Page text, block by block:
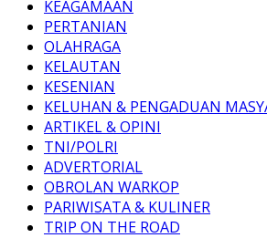
KEAGAMAAN
PERTANIAN
OLAHRAGA
KELAUTAN
KESENIAN
KELUHAN & PENGADUAN
ARTIKEL & OPINI
TNI/POLRI
ADVERTORIAL
OBROLAN WARKOP
PARIWISATA & KULINER
TRIP ON THE ROAD